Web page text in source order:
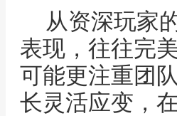
从资深玩家
表现，往往完
可能更注重团
长灵活应变，